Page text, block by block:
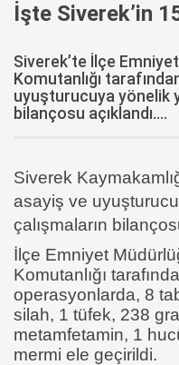
İşte Siverek’in
Siverek’te İlçe
Komutanlığı
uyuşturucuya yönelik
bilançosu açıklandı....
Siverek
asayiş ve
çalışmaların
İlçe Emniyet
Komutanlığı
operasyonlarda, 8
silah, 1 tüfek, 238
metamfetamin, 1
mermi ele geçirildi.